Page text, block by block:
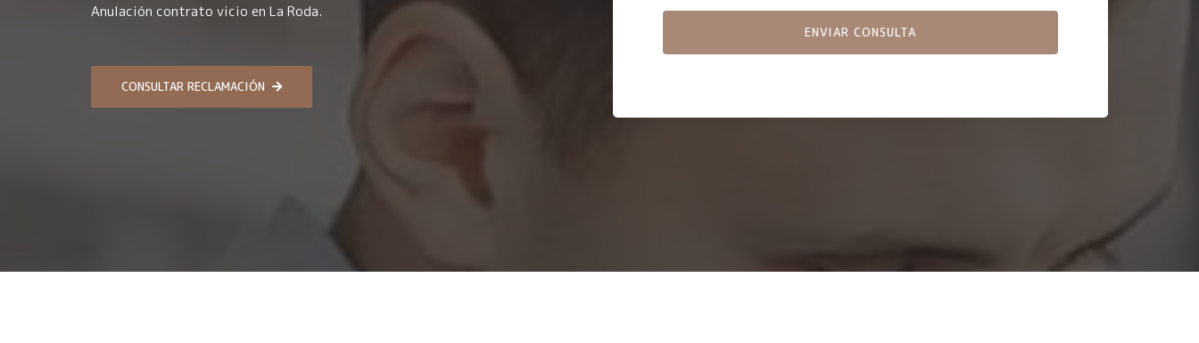
Anulación contrato vicio en La Roda.
CONSULTAR RECLAMACIÓN